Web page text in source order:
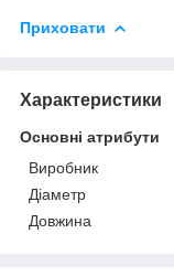
Приховати
Характеристики
Основні атрибути
Виробник
Діаметр
Довжина